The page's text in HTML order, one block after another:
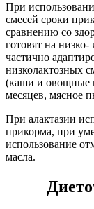
При
смесей сроки
сравнению со
готовят на
частично
низколактозных
(каши и овощные
месяцев, мясное
При алактазии
прикорма, при
использование
масла.